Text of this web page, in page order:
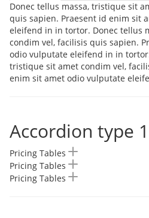
Donec tellus massa, tristique sit
quis sapien. Praesent id enim sit
eleifend in in tortor. Donec tellus
condim vel, facilisis quis sapien.
odio vulputate eleifend in in
tristique sit amet condim vel,
enim sit amet odio vulputate
Accordion type 1
Pricing Tables
Pricing Tables
Pricing Tables